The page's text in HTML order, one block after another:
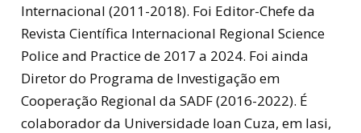
Internacional (2011-2018). Foi Editor-Chefe da
Revista Científica Internacional Regional Science
Police and Practice de 2017 a 2024. Foi ainda
Diretor do Programa de Investigação em
Cooperação Regional da SADF (2016-2022). É
colaborador da Universidade Ioan Cuza, em Iasi,